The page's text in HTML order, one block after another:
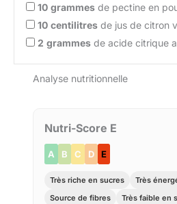
10 grammes de pectine en
10 centilitres de jus de citron
2 grammes de acide citrique
Analyse nutritionnelle
Nutri-Score E
A B C D E
Très riche en sucres
Très
Source de fibres
Très faible en